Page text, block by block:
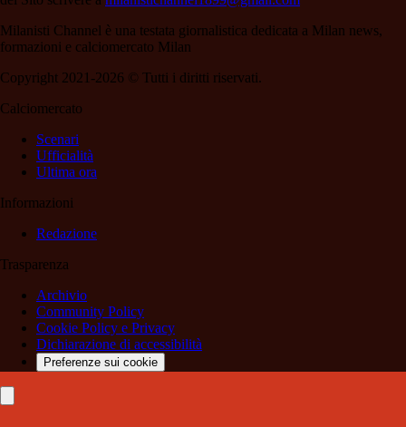
Milanisti Channel è una testata giornalistica dedicata a Milan news,
formazioni e calciomercato Milan
Copyright 2021-2026 © Tutti i diritti riservati.
Calciomercato
Scenari
Ufficialità
Ultima ora
Informazioni
Redazione
Trasparenza
Archivio
Community Policy
Cookie Policy e Privacy
Dichiarazione di accessibilità
Preferenze sui cookie